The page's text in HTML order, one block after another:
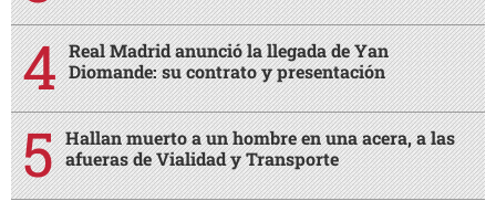
Real Madrid anunció la llegada de Yan
Diomande: su contrato y presentación
Hallan muerto a un hombre en una acera, a las
afueras de Vialidad y Transporte